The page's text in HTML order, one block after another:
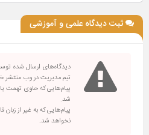
ثبت دیدگاه علمی و آموزشی
دیدگاه‌های ارسال شده
تیم مدیریت در وب منتشر
پیام‌هایی که حاوی تهمت
شد.
پیام‌هایی که به غیر از
نخواهد شد.